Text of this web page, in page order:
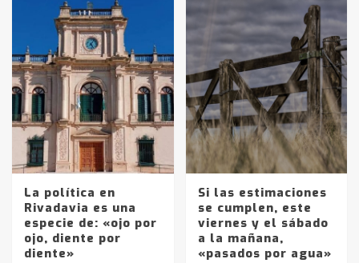
La política en
Rivadavia es una
especie de: «ojo por
ojo, diente por
diente»
Si las estimaciones
se cumplen, este
viernes y el sábado
a la mañana,
«pasados por agua»